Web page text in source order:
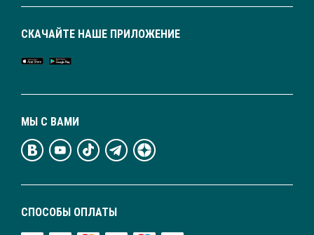
СПОСОБЫ ОПЛАТЫ
МЫ С ВАМИ
СКАЧАЙТЕ НАШЕ ПРИЛОЖЕНИЕ